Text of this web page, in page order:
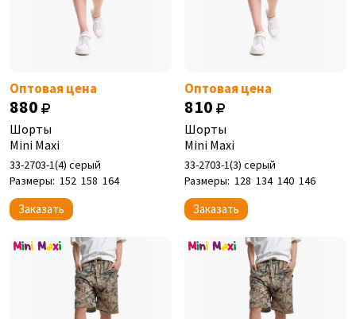
Оптовая цена
880
Шорты
Mini Maxi
33-2703-1(4) серый
Размеры: 152 158 164
Заказать
Оптовая цена
810
Шорты
Mini Maxi
33-2703-1(3) серый
Размеры: 128 134 140 146
Заказать